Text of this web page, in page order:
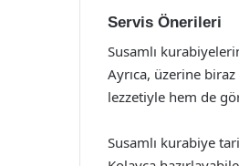
Servis Önerileri
Susamlı
Ayrıca, üzerine
lezzetiyle hem de
Susamlı kurabiye